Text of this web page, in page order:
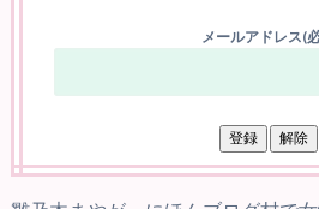
メールアドレス(